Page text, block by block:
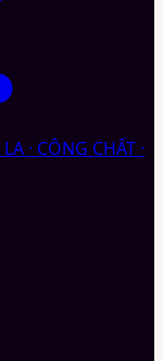
· CÔNG CHẤT ·